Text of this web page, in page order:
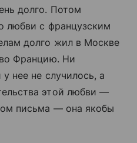
долго. Потом
любви с французским
долго жил в Москве
Францию. Ни
нее не случилось, а
этой любви —
письма — она якобы